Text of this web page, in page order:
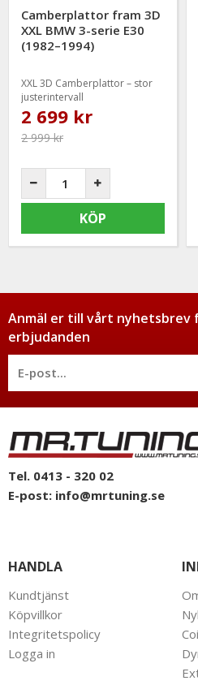
Camberplattor fram 3D
XXL BMW 3-serie E30
(1982–1994)
XXL 3D Camberplattor – stor
justerintervall
2 699 kr
2 999 kr
KÖP
Anmäl er till vårt
erbjudanden
Tel. 0413 - 320 02
E-post: info@mrtuning.se
HANDLA
Kundtjänst
Köpvillkor
Integritetspolicy
Logga in